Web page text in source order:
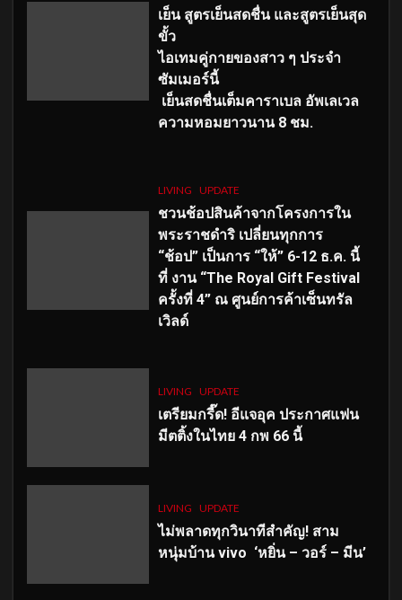
เย็น สูตรเย็นสดชื่น และสูตรเย็นสุด
ขั้ว
ไอเทมคู่กายของสาว ๆ ประจำ
ซัมเมอร์นี้
เย็นสดชื่นเต็มคาราเบล อัพเลเวล
ความหอมยาวนาน 8 ชม.
LIVING UPDATE
ชวนช้อปสินค้าจากโครงการใน
พระราชดำริ เปลี่ยนทุกการ
“ช้อป” เป็นการ “ให้” 6-12 ธ.ค. นี้
ที่ งาน “The Royal Gift Festival
ครั้งที่ 4” ณ ศูนย์การค้าเซ็นทรัล
เวิลด์
LIVING UPDATE
เตรียมกรี๊ด! อีแจอุค ประกาศแฟน
มีตติ้งในไทย 4 กพ 66 นี้
LIVING UPDATE
ไม่พลาดทุกวินาทีสำคัญ! สาม
หนุ่มบ้าน vivo ‘หยิ่น – วอร์ – มีน’